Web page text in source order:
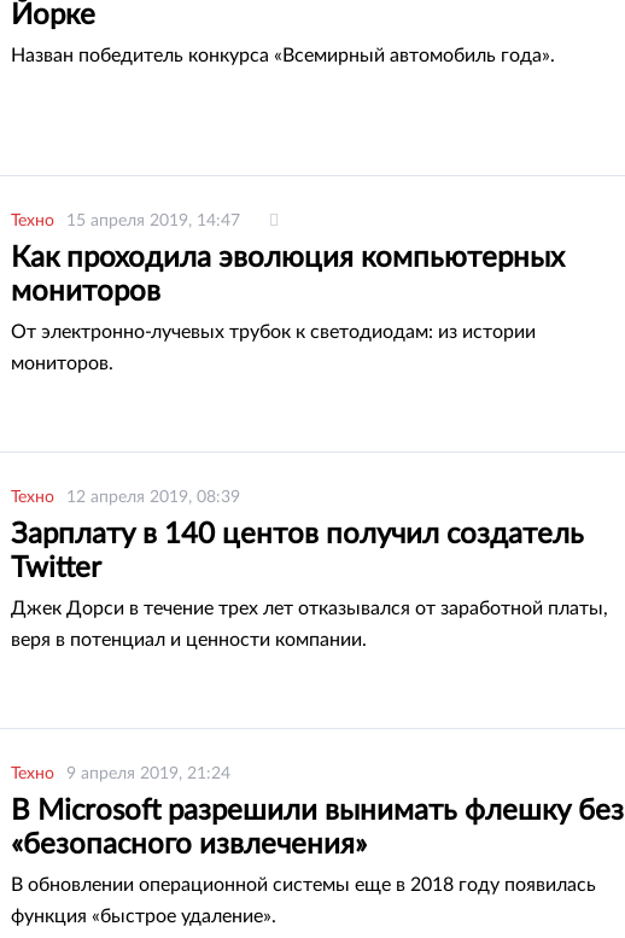
Йорке
Назван победитель конкурса «Всемирный автомобиль года».
Техно 15 апреля 2019, 14:47
Как проходила эволюция компьютерных
мониторов
От электронно-лучевых трубок к светодиодам: из истории
мониторов.
Техно 12 апреля 2019, 08:39
Зарплату в 140 центов получил создатель
Twitter
Джек Дорси в течение трех лет отказывался от заработной платы,
веря в потенциал и ценности компании.
Техно 9 апреля 2019, 21:24
В Microsoft разрешили вынимать флешку без
«безопасного извлечения»
В обновлении операционной системы еще в 2018 году появилась
функция «быстрое удаление».